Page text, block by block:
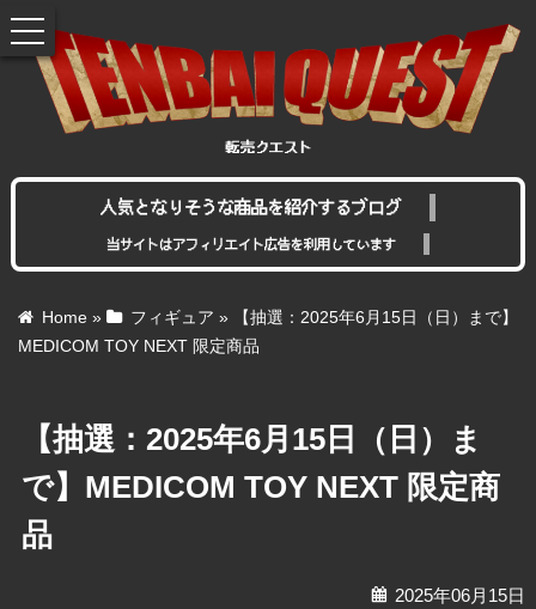
人気となりそうな商品を紹介するブログ
当サイトはアフィリエイト広告を利用しています
Home » フィギュア »
【抽選：2025年6月15日（日）まで】
MEDICOM TOY NEXT 限定商品
【抽選：2025年6月15日（日）ま
で】MEDICOM TOY NEXT 限定商
品
calendar2025年06月15日
toggle
navigation